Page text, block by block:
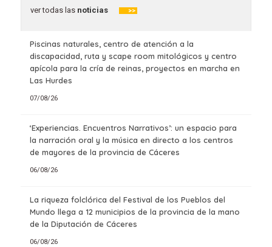
ver todas lasnoticias >>
Piscinas naturales, centro de atención a la
discapacidad, ruta y scape room mitológicos y centro
apícola para la cría de reinas, proyectos en marcha en
Las Hurdes
07/08/26
‘Experiencias. Encuentros Narrativos’: un espacio para
la narración oral y la música en directo a los centros
de mayores de la provincia de Cáceres
06/08/26
La riqueza folclórica del Festival de los Pueblos del
Mundo llega a 12 municipios de la provincia de la mano
de la Diputación de Cáceres
06/08/26